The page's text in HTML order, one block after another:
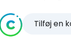
Tilføj en